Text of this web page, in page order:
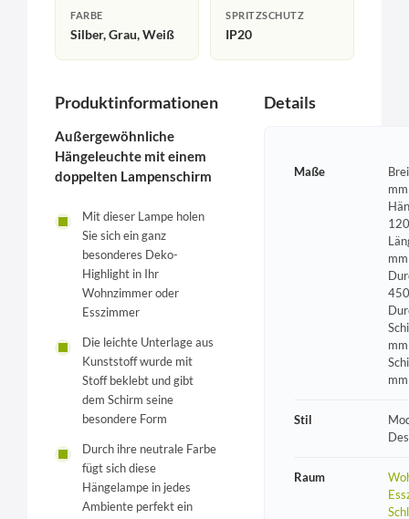
FARBE
Silber, Grau, Weiß
SPRITZSCHUTZ
IP20
Produktinformationen
Außergewöhnliche
Hängeleuchte mit einem
doppelten Lampenschirm
Mit dieser Lampe holen
Sie sich ein ganz
besonderes Deko-
Highlight in Ihr
Wohnzimmer oder
Esszimmer
Die leichte Unterlage aus
Kunststoff wurde mit
Stoff beklebt und gibt
dem Schirm seine
besondere Form
Durch ihre neutrale Farbe
fügt sich diese
Hängelampe in jedes
Ambiente perfekt ein
Details
Maße
mm
Stil
Raum